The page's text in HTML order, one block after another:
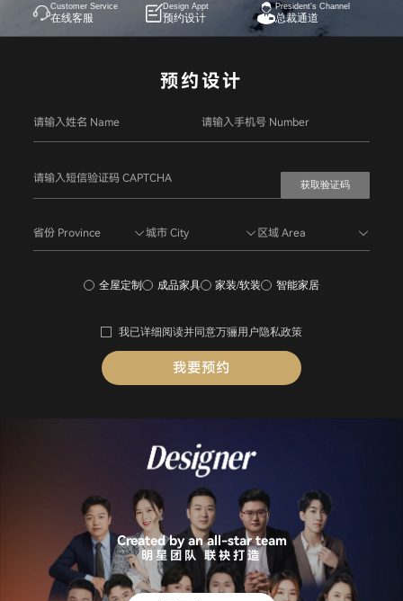
Customer Service
在线客服
Design Appt
预约设计
President's Channel
总裁通道
预约设计
获取验证码
省份 Province 城市 City 区域 Area
全屋定制 成品家具 家装/软装 智能家居
我已详细阅读并同意万骊用户隐私政策
我要预约
Created by an all-star team
明星团队 联袂打造